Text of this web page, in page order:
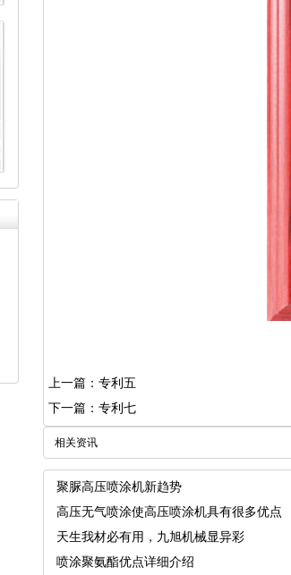
上一篇：专利五
下一篇：专利七
相关资讯
聚脲高压喷涂机新趋势
高压无气喷涂使高压喷涂机具有很多优点
天生我材必有用，九旭机械显异彩
喷涂聚氨酯优点详细介绍